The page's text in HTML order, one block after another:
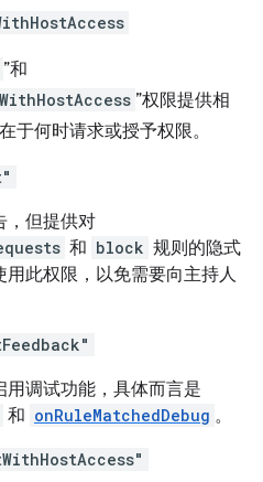
”和
”权限提供相
于何时请求或授予权限。
，但提供对
和 block 规则的隐式
此权限，以免需要向主持人
用调试功能，具体而言是
和 onRuleMatchedDebug 。